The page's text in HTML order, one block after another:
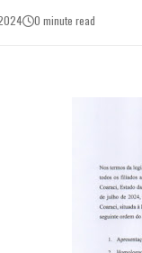
0 minute read